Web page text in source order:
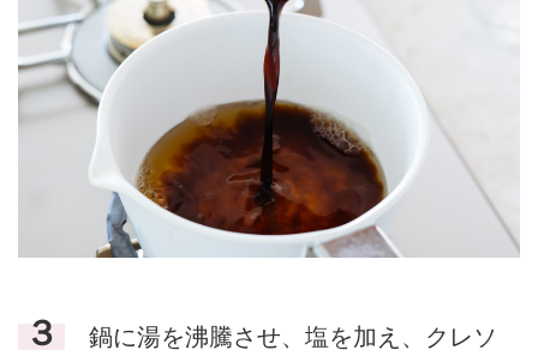
３
鍋に湯を沸騰させ、塩を加え、クレソ